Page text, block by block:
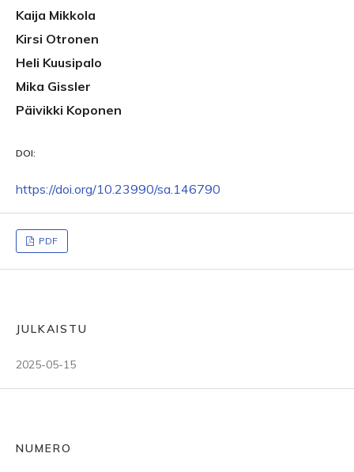
Kaija Mikkola
Kirsi Otronen
Heli Kuusipalo
Mika Gissler
Päivikki Koponen
DOI:
https://doi.org/10.23990/sa.146790
PDF
JULKAISTU
2025-05-15
NUMERO